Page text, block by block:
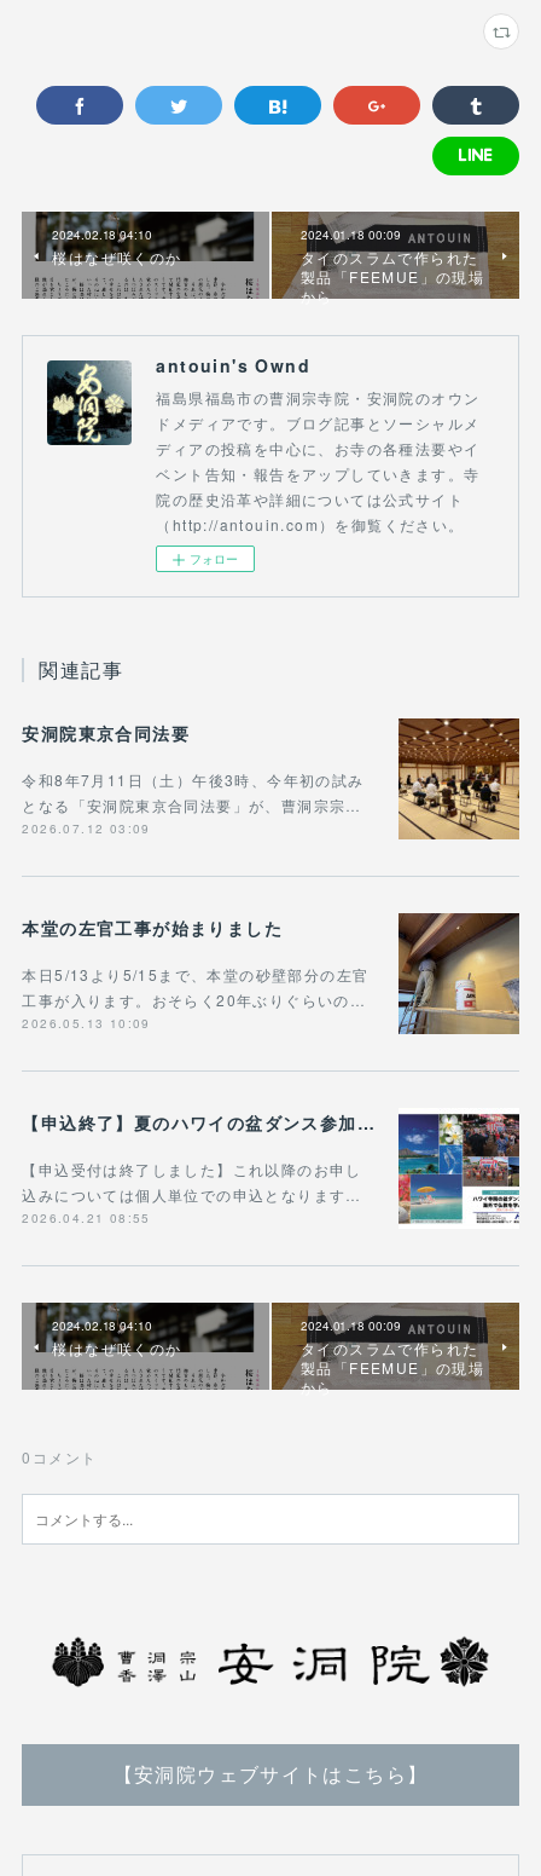
2024.02.18 04:10
桜はなぜ咲くのか
2024.01.18 00:09
タイのスラムで作られた
製品「FEEMUE」の現場
から
antouin's Ownd
福島県福島市の曹洞宗寺院・安洞院のオウン
ドメディアです。ブログ記事とソーシャルメ
ディアの投稿を中心に、お寺の各種法要やイ
ベント告知・報告をアップしていきます。寺
院の歴史沿革や詳細については公式サイト
（http://antouin.com）を御覧ください。
フォロー
関連記事
安洞院東京合同法要
令和8年7月11日（土）午後3時、今年初の試み
となる「安洞院東京合同法要」が、曹洞宗宗…
2026.07.12 03:09
本堂の左官工事が始まりました
本日5/13より5/15まで、本堂の砂壁部分の左官
工事が入ります。おそらく20年ぶりぐらいの…
2026.05.13 10:09
【申込終了】夏のハワイの盆ダンス参加ツアー
【申込受付は終了しました】これ以降のお申し
込みについては個人単位での申込となります…
2026.04.21 08:55
2024.02.18 04:10
桜はなぜ咲くのか
2024.01.18 00:09
タイのスラムで作られた
製品「FEEMUE」の現場
から
0 コメント
【安洞院ウェブサイトはこちら】